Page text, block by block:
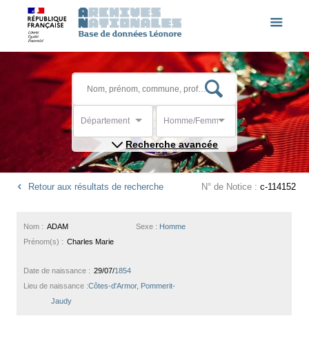
Département Homme/Femme
Recherche avancée
Retour aux résultats de recherche N° de Notice : c-114152
Sexe : Homme
Nom : ADAM
Prénom(s) : Charles Marie
Date de naissance : 29/07/1854
Lieu de naissance :Côtes-d'Armor, Pommerit-
Jaudy